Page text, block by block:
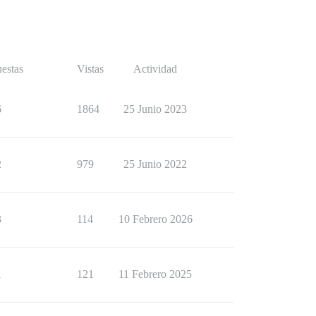
Vistas Actividad
1864 25 Junio 2023
979 25 Junio 2022
114 10 Febrero 2026
121 11 Febrero 2025